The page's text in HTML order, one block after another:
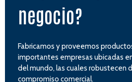
negocio?
Fabricamos y proveemos
importantes empresas ubicadas
del mundo, las cuales robustecen
compromiso comercial.